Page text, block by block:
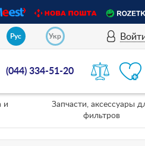
Рус Укр
(044) 334-51-20
и
Запчасти, аксессуары
фильтров